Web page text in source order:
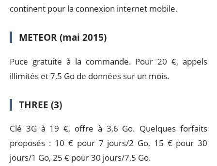
continent pour la connexion internet mobile.
METEOR (mai 2015)
Puce gratuite à la commande. Pour 20 €, appels
illimités et 7,5 Go de données sur un mois.
THREE (3)
Clé 3G à 19 €, offre à 3,6 Go. Quelques forfaits
proposés : 10 € pour 7 jours/2 Go, 15 € pour 30
jours/1 Go, 25 € pour 30 jours/7,5 Go.